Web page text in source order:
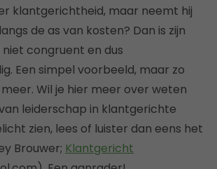
klantgerichtheid, maar neemt hij
de as van kosten? Dan is zijn
congruent en dus
Een simpel voorbeeld, maar zo
Wil je hier meer over weten
leiderschap in klantgerichte
zien, lees of luister dan eens het
Brouwer; Klantgericht